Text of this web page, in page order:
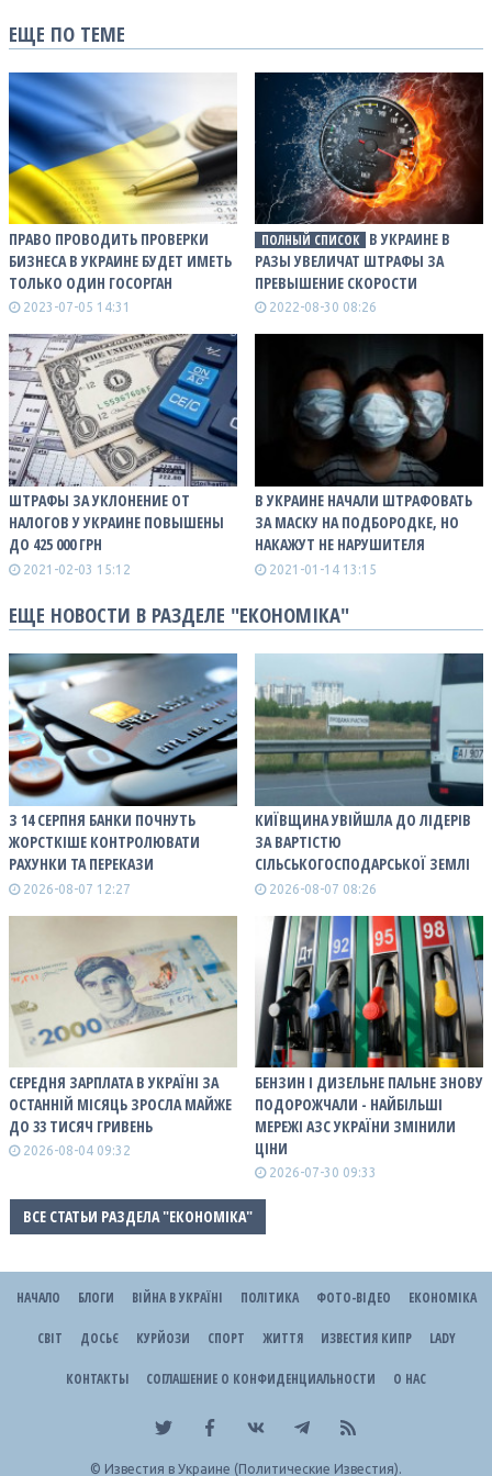
ЕЩЕ ПО ТЕМЕ
ПРАВО ПРОВОДИТЬ ПРОВЕРКИ
БИЗНЕСА В УКРАИНЕ БУДЕТ ИМЕТЬ
ТОЛЬКО ОДИН ГОСОРГАН
2023-07-05 14:31
ПОЛНЫЙ СПИСОК
В УКРАИНЕ В
РАЗЫ УВЕЛИЧАТ ШТРАФЫ ЗА
ПРЕВЫШЕНИЕ СКОРОСТИ
2022-08-30 08:26
ШТРАФЫ ЗА УКЛОНЕНИЕ ОТ
НАЛОГОВ У УКРАИНЕ ПОВЫШЕНЫ
ДО 425 000 ГРН
2021-02-03 15:12
В УКРАИНЕ НАЧАЛИ ШТРАФОВАТЬ
ЗА МАСКУ НА ПОДБОРОДКЕ, НО
НАКАЖУТ НЕ НАРУШИТЕЛЯ
2021-01-14 13:15
ЕЩЕ НОВОСТИ В РАЗДЕЛЕ "ЕКОНОМІКА"
З 14 СЕРПНЯ БАНКИ ПОЧНУТЬ
ЖОРСТКІШЕ КОНТРОЛЮВАТИ
РАХУНКИ ТА ПЕРЕКАЗИ
2026-08-07 12:27
КИЇВЩИНА УВІЙШЛА ДО ЛІДЕРІВ
ЗА ВАРТІСТЮ
СІЛЬСЬКОГОСПОДАРСЬКОЇ ЗЕМЛІ
2026-08-07 08:26
СЕРЕДНЯ ЗАРПЛАТА В УКРАЇНІ ЗА
ОСТАННІЙ МІСЯЦЬ ЗРОСЛА МАЙЖЕ
ДО 33 ТИСЯЧ ГРИВЕНЬ
2026-08-04 09:32
БЕНЗИН І ДИЗЕЛЬНЕ ПАЛЬНЕ ЗНОВУ
ПОДОРОЖЧАЛИ - НАЙБІЛЬШІ
МЕРЕЖІ АЗС УКРАЇНИ ЗМІНИЛИ
ЦІНИ
2026-07-30 09:33
ВСЕ СТАТЬИ РАЗДЕЛА "ЕКОНОМІКА"
НАЧАЛО БЛОГИ ВІЙНА В УКРАЇНІ ПОЛІТИКА ФОТО-ВІДЕО ЕКОНОМІКА
СВІТ ДОСЬЄ КУРЙОЗИ СПОРТ ЖИТТЯ ИЗВЕСТИЯ КИПР LADY
КОНТАКТЫ СОГЛАШЕНИЕ О КОНФИДЕНЦИАЛЬНОСТИ О НАС
© Известия в Украине (Политические Известия).